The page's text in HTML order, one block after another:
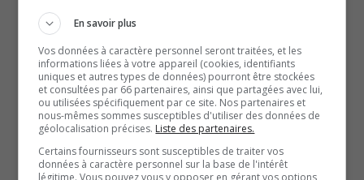
présentes au Théâtre du cuivre pour les célébrations.
Pour le musicien et artiste invité, Yves Lambert, le froid
n’aura pas été un obstacle.
La chanteuse rouynorandienne, Katy Vachon, se dit
aussi très fière de faire l’ouverture de la soirée.
que des moments festifs.
En savoir plus
Vos données à caractère personnel seront traitées, et les
informations liées à votre appareil (cookies, identifiants
uniques et autres types de données) pourront être stockées
et consultées par 66 partenaires, ainsi que partagées avec lui,
ou utilisées spécifiquement par ce site. Nos partenaires et
nous-mêmes sommes susceptibles d'utiliser des données de
géolocalisation précises. Liste des partenaires.
Certains fournisseurs sont susceptibles de traiter vos
données à caractère personnel sur la base de l'intérêt
légitime. Vous pouvez vous y opposer en gérant vos options